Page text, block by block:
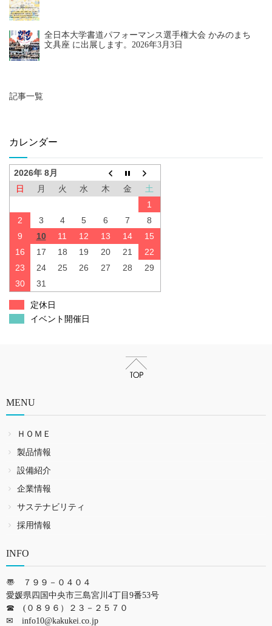
全日本大学書道パフォーマンス選手権大会 かみのまち
文具座 に出展します。 2026年3月3日
記事一覧
カレンダー
2026年 8月
日
月 火 水 木 金
土
1
2
3 4 5 6 7
8
9
10 11 12 13 14
15
16
17 18 19 20 21
22
23
24 25 26 27 28
29
30
31
定休日
イベント開催日
MENU
ＨＯＭＥ
製品情報
設備紹介
企業情報
サステナビリティ
採用情報
INFO
〠 ７９９－０４０４
愛媛県四国中央市三島宮川4丁目9番53号
☎ (０８９６）２３－２５７０
✉ info10@kakukei.co.jp